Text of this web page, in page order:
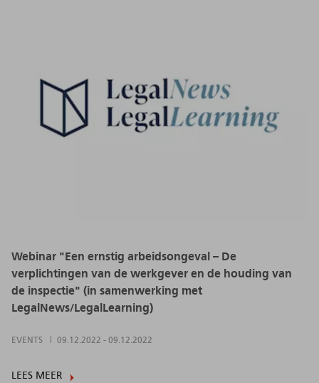
Webinar "Een ernstig arbeidsongeval – De
verplichtingen van de werkgever en de houding van
de inspectie" (in samenwerking met
LegalNews/LegalLearning)
EVENTS 09.12.2022 - 09.12.2022
LEES MEER